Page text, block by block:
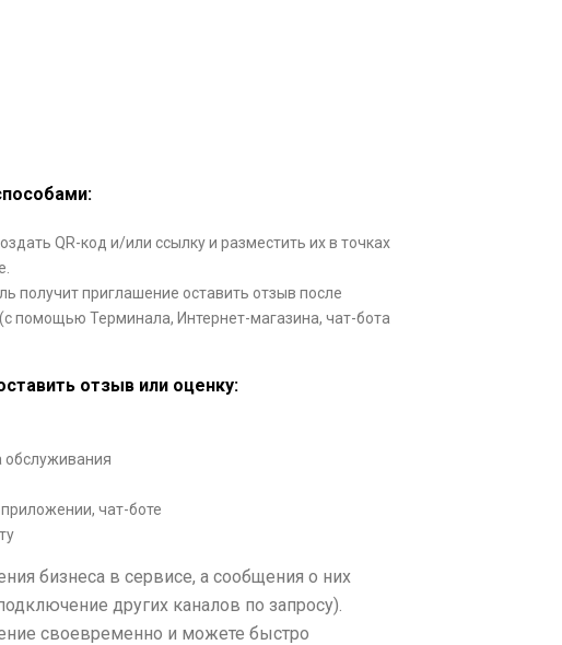
QR-код и/или ссылку и разместить их в точках
получит приглашение оставить отзыв после
помощью Терминала, Интернет-магазина, чат-бота
отзыв или оценку:
обслуживания
чат-боте
бизнеса в сервисе, а сообщения о них
других каналов по запросу).
своевременно и можете быстро